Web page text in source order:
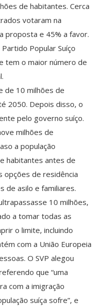
de habitantes. Cerca
votaram na
proposta e 45% a favor.
Popular Suíço
tem o maior número de
de 10 milhões de
2050. Depois disso, o
pelo governo suíço.
milhões de
a população
habitantes antes de
opções de residência
de asilo e familiares.
10 milhões,
a tomar todas as
o limite, incluindo
com a União Europeia
O SVP alegou
que “uma
com a imigração
suíça sofre”, e